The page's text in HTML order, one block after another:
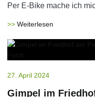
Per E-Bike mache ich
Weiterlesen
27. April 2024
Gimpel im